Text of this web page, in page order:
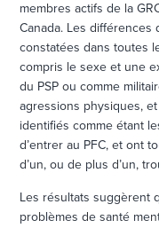
membres actifs de la
Canada. Les
constatées dans toutes
compris le sexe et une
du PSP ou comme
agressions physiques,
identifiés comme étant
d’entrer au PFC, et ont
d’un, ou de plus d’un,
Les résultats suggèrent
problèmes de santé